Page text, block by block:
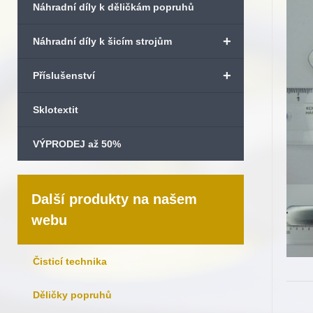
Náhradní díly k děličkám popruhů
+
Náhradní díly k šicím strojům
+
Příslušenství
Sklotextit
VÝPRODEJ až 50%
Další produkty na našem
webu
Čisticí technika
Děličky popruhů